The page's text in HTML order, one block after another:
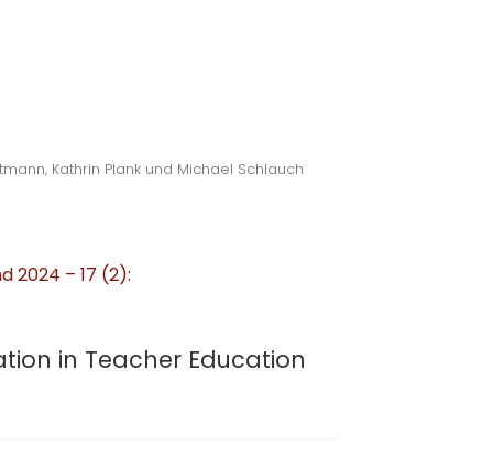
Kathrin Plank und Michael Schlauch
2024 – 17 (2):
in Teacher Education